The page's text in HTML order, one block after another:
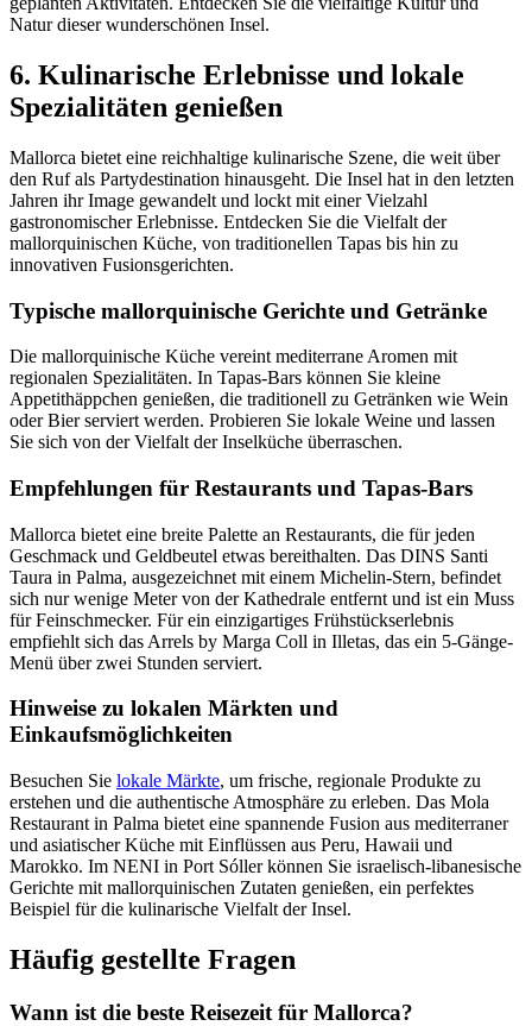
Natur dieser wunderschönen Insel.
6. Kulinarische Erlebnisse und lokale
Spezialitäten genießen
Mallorca bietet eine reichhaltige kulinarische Szene, die weit über
den Ruf als Partydestination hinausgeht. Die Insel hat in den letzten
Jahren ihr Image gewandelt und lockt mit einer Vielzahl
gastronomischer Erlebnisse. Entdecken Sie die Vielfalt der
mallorquinischen Küche, von traditionellen Tapas bis hin zu
innovativen Fusionsgerichten.
Typische mallorquinische Gerichte und Getränke
Die mallorquinische Küche vereint mediterrane Aromen mit
regionalen Spezialitäten. In Tapas-Bars können Sie kleine
Appetithäppchen genießen, die traditionell zu Getränken wie Wein
oder Bier serviert werden. Probieren Sie lokale Weine und lassen
Sie sich von der Vielfalt der Inselküche überraschen.
Empfehlungen für Restaurants und Tapas-Bars
Mallorca bietet eine breite Palette an Restaurants, die für jeden
Geschmack und Geldbeutel etwas bereithalten. Das DINS Santi
Taura in Palma, ausgezeichnet mit einem Michelin-Stern, befindet
sich nur wenige Meter von der Kathedrale entfernt und ist ein Muss
für Feinschmecker. Für ein einzigartiges Frühstückserlebnis
empfiehlt sich das Arrels by Marga Coll in Illetas, das ein 5-Gänge-
Menü über zwei Stunden serviert.
Hinweise zu lokalen Märkten und
Einkaufsmöglichkeiten
Besuchen Sie lokale Märkte, um frische, regionale Produkte zu
erstehen und die authentische Atmosphäre zu erleben. Das Mola
Restaurant in Palma bietet eine spannende Fusion aus mediterraner
und asiatischer Küche mit Einflüssen aus Peru, Hawaii und
Marokko. Im NENI in Port Sóller können Sie israelisch-libanesische
Gerichte mit mallorquinischen Zutaten genießen, ein perfektes
Beispiel für die kulinarische Vielfalt der Insel.
Häufig gestellte Fragen
Wann ist die beste Reisezeit für Mallorca?